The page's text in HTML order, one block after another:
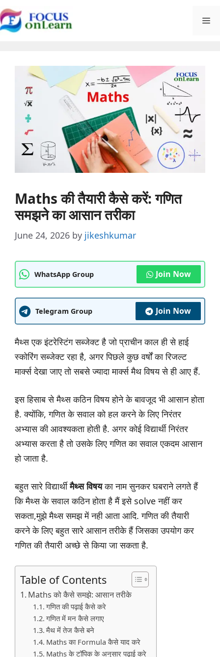
Skip
to
content
Maths की तैयारी कैसे करें: गणित
समझने का आसान तरीका
June 24, 2026 by jikeshkumar
WhatsApp Group Join Now
Telegram Group Join Now
मैथ्स एक इंटरेस्टिंग सब्जेक्ट है जो प्राचीन काल ही से हाई
स्कोरिंग सब्जेक्ट रहा है, अगर पिछले कुछ वर्षों का रिजल्ट
मार्क्स देखा जाए तो सबसे ज्यादा मार्क्स मैथ विषय से ही आए हैं.
इस हिसाब से मैथ्स कठिन विषय होने के बावजूद भी आसान होता
है. क्योंकि, गणित के सवाल को हल करने के लिए निरंतर
अभ्यास की आवश्यकता होती है. अगर कोई विद्यार्थी निरंतर
अभ्यास करता है तो उसके लिए गणित का सवाल एकदम आसान
हो जाता है.
बहुत सारे विद्यार्थीमैथ्स विषयका नाम सुनकर घबराने लगते हैं
कि मैथ्स के सवाल कठिन होता है मैं इसे solve नहीं कर
सकता,मुझे मैथ्स समझ में नही आता आदि. गणित की तैयारी
करने के लिए बहुत सारे आसान तरीके हैं जिसका उपयोग कर
गणित की तैयारी अच्छे से किया जा सकता है.
Table of Contents
Maths को कैसे समझे: आसान तरीके
गणित की पढ़ाई कैसे करे
गणित में मन कैसे लगाए
मैथ में तेज कैसे बने
Maths का Formula कैसे याद करे
Maths के टॉपिक के अनुसार पढ़ाई करे